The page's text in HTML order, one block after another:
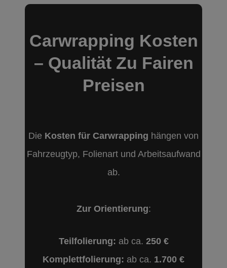
fließen auch individuelle
und Farben ein.
Carwrapping Kosten
– Qualität Zu Fairen
Preisen
Die Kosten für Carwrapping hängen von
Fahrzeugtyp, Folienart und Arbeitsaufwand
ab.
Zur Orientierung:
Teilfolierung: ab ca. 250 €
Komplettfolierung: ab ca. 1.700 €